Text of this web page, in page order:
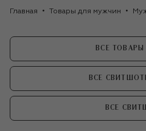
Главная Товары для мужчин
ВСЕ ТОВАРЫ
ВСЕ СВИТШОТЫ
ВСЕ